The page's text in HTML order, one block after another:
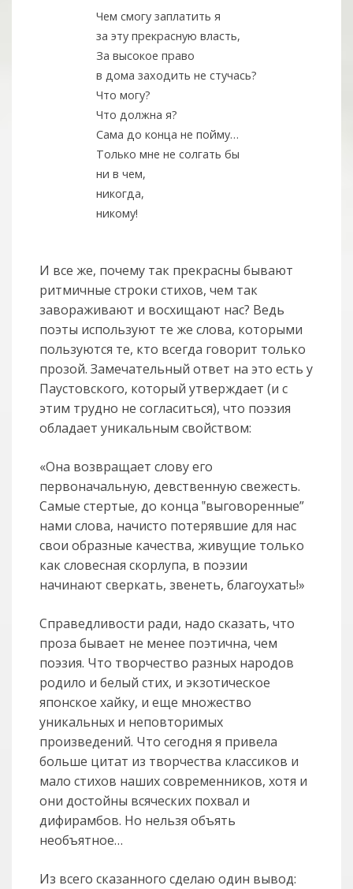
Чем смогу заплатить я
за эту прекрасную власть,
За высокое право
в дома заходить не стучась?
Что могу?
Что должна я?
Сама до конца не пойму…
Только мне не солгать бы
ни в чем,
никогда,
никому!
И все же, почему так прекрасны бывают
ритмичные строки стихов, чем так
завораживают и восхищают нас? Ведь
поэты используют те же слова, которыми
пользуются те, кто всегда говорит только
прозой. Замечательный ответ на это есть у
Паустовского, который утверждает (и с
этим трудно не согласиться), что поэзия
обладает уникальным свойством:
«Она возвращает слову его
первоначальную, девственную свежесть.
Самые стертые, до конца ‟выговоренные”
нами слова, начисто потерявшие для нас
свои образные качества, живущие только
как словесная скорлупа, в поэзии
начинают сверкать, звенеть, благоухать!»
Справедливости ради, надо сказать, что
проза бывает не менее поэтична, чем
поэзия. Что творчество разных народов
родило и белый стих, и экзотическое
японское хайку, и еще множество
уникальных и неповторимых
произведений. Что сегодня я привела
больше цитат из творчества классиков и
мало стихов наших современников, хотя и
они достойны всяческих похвал и
дифирамбов. Но нельзя объять
необъятное…
Из всего сказанного сделаю один вывод: